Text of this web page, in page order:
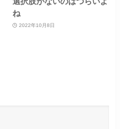
ね
2022年10月8日